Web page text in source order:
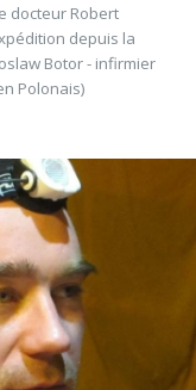
docteur Robert
depuis la
Botor - infirmier
Polonais)